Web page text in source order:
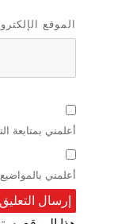
الموقع
أعلمني بمتابعة
أعلمني